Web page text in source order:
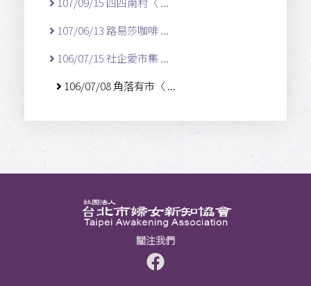
107/06/13 路易莎咖啡 ...
106/07/15 社企愛市集 ...
106/07/08 角落有市〈 ...
關注我們